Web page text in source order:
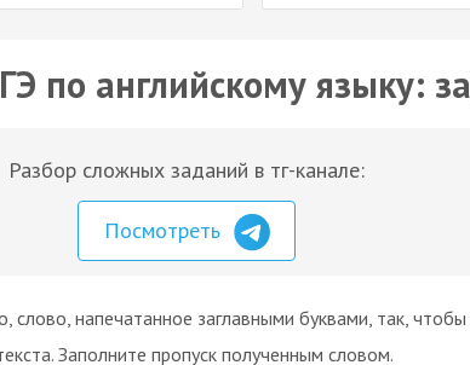
по английскому языку:
Разбор сложных заданий в тг-канале:
Посмотреть
слово, напечатанное заглавными буквами, так,
Заполните пропуск полученным словом.